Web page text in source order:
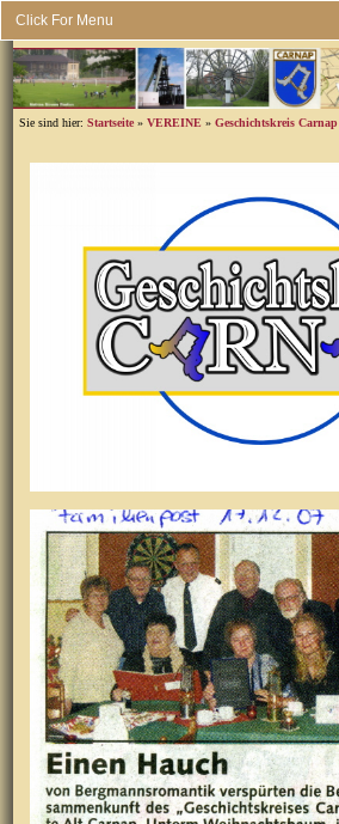
Sie sind hier:Startseite »VEREINE »Geschichtskreis Carnap